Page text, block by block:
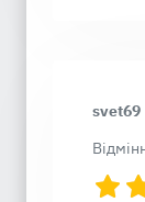
svet69